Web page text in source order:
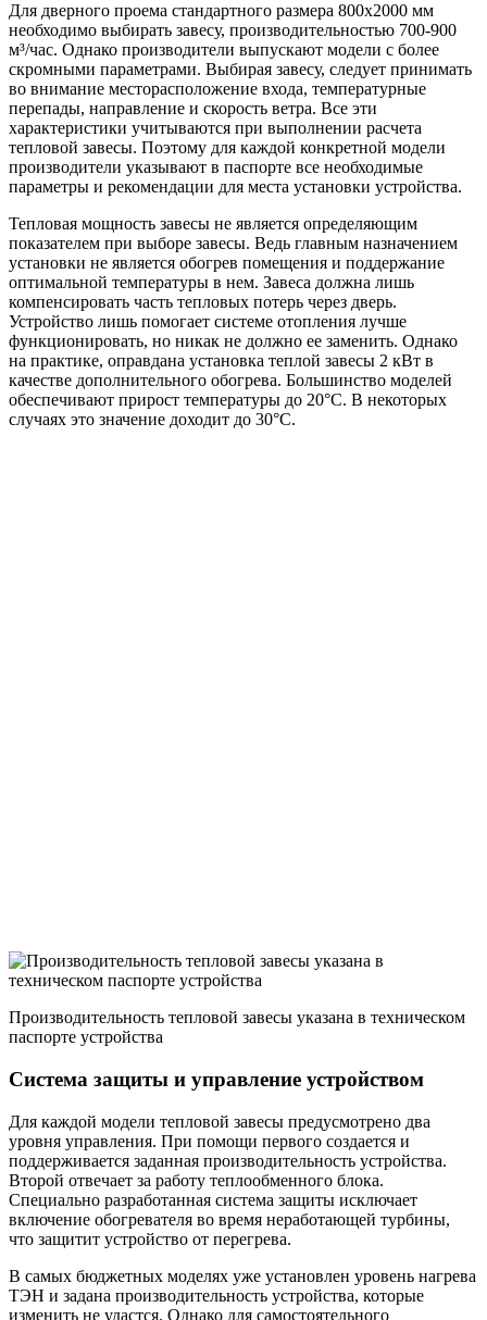
Для дверного проема стандартного размера 800х2000 мм
необходимо выбирать завесу, производительностью 700-900
м³/час. Однако производители выпускают модели с более
скромными параметрами. Выбирая завесу, следует принимать
во внимание месторасположение входа, температурные
перепады, направление и скорость ветра. Все эти
характеристики учитываются при выполнении расчета
тепловой завесы. Поэтому для каждой конкретной модели
производители указывают в паспорте все необходимые
параметры и рекомендации для места установки устройства.
Тепловая мощность завесы не является определяющим
показателем при выборе завесы. Ведь главным назначением
установки не является обогрев помещения и поддержание
оптимальной температуры в нем. Завеса должна лишь
компенсировать часть тепловых потерь через дверь.
Устройство лишь помогает системе отопления лучше
функционировать, но никак не должно ее заменить. Однако
на практике, оправдана установка теплой завесы 2 кВт в
качестве дополнительного обогрева. Большинство моделей
обеспечивают прирост температуры до 20°С. В некоторых
случаях это значение доходит до 30°С.
Производительность тепловой завесы указана в техническом
паспорте устройства
Система защиты и управление устройством
Для каждой модели тепловой завесы предусмотрено два
уровня управления. При помощи первого создается и
поддерживается заданная производительность устройства.
Второй отвечает за работу теплообменного блока.
Специально разработанная система защиты исключает
включение обогревателя во время неработающей турбины,
что защитит устройство от перегрева.
В самых бюджетных моделях уже установлен уровень нагрева
ТЭН и задана производительность устройства, которые
изменить не удастся. Однако для самостоятельного